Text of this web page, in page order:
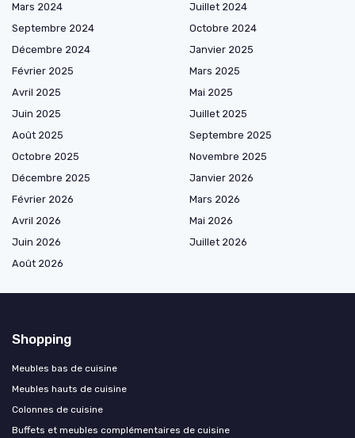
Mars 2024
Juillet 2024
Septembre 2024
Octobre 2024
Décembre 2024
Janvier 2025
Février 2025
Mars 2025
Avril 2025
Mai 2025
Juin 2025
Juillet 2025
Août 2025
Septembre 2025
Octobre 2025
Novembre 2025
Décembre 2025
Janvier 2026
Février 2026
Mars 2026
Avril 2026
Mai 2026
Juin 2026
Juillet 2026
Août 2026
Shopping
Meubles bas de cuisine
Meubles hauts de cuisine
Colonnes de cuisine
Buffets et meubles complémentaires de cuisine